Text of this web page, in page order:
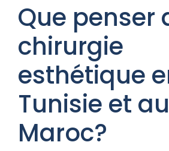
Que penser
chirurgie
esthétique
Tunisie et au
Maroc?